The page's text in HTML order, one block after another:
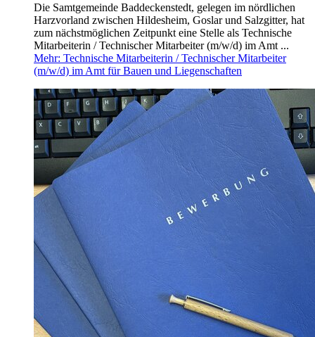
Die Samtgemeinde Baddeckenstedt, gelegen im nördlichen
Harzvorland zwischen Hildesheim, Goslar und Salzgitter, hat
zum nächstmöglichen Zeitpunkt eine Stelle als Technische
Mitarbeiterin / Technischer Mitarbeiter (m/w/d) im Amt ...
Mehr: Technische Mitarbeiterin / Technischer Mitarbeiter
(m/w/d) im Amt für Bauen und Liegenschaften